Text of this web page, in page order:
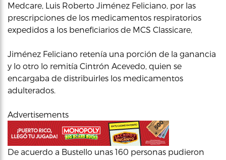
Medcare, Luis Roberto Jiménez Feliciano, por las
prescripciones de los medicamentos respiratorios
expedidos a los beneficiarios de MCS Classicare,
Jiménez Feliciano retenía una porción de la ganancia
y lo otro lo remitía Cintrón Acevedo, quien se
encargaba de distribuirles los medicamentos
adulterados.
Advertisements
De acuerdo a Bustello unas 160 personas pudieron